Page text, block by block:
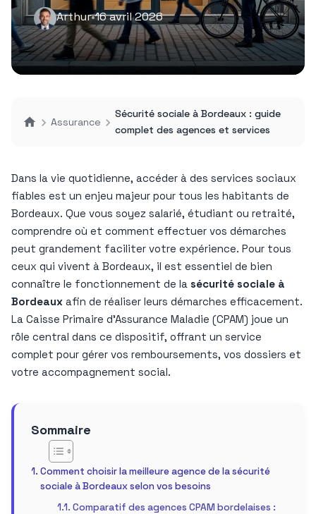
Arthur•16 avril 2026
Assurance
Sécurité sociale à Bordeaux : guide
complet des agences et services
Dans la vie quotidienne, accéder à des services sociaux
fiables est un enjeu majeur pour tous les habitants de
Bordeaux. Que vous soyez salarié, étudiant ou retraité,
comprendre où et comment effectuer vos démarches
peut grandement faciliter votre expérience. Pour tous
ceux qui vivent à Bordeaux, il est essentiel de bien
connaître le fonctionnement de la sécurité sociale à
Bordeaux afin de réaliser leurs démarches efficacement.
La Caisse Primaire d’Assurance Maladie (CPAM) joue un
rôle central dans ce dispositif, offrant un service
complet pour gérer vos remboursements, vos dossiers et
votre accompagnement social.
Sommaire
Comment choisir la meilleure agence de la sécurité
sociale à Bordeaux selon vos besoins
Comparatif des agences CPAM bordelaises :